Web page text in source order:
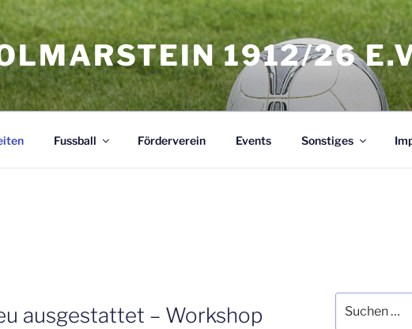
1912/26
Fussball Förderverein Events Sonstiges
ausgestattet – Workshop
nach: